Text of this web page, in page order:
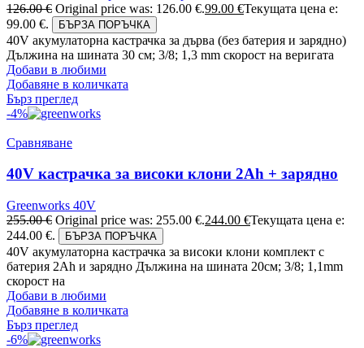
126.00€ Original price was: 126.00 €.99.00 €Текущата цена е:
99.00 €.
БЪРЗА ПОРЪЧКА
40V акумулаторна кастрачка за дърва (без батерия и зарядно)
Дължина на шината 30 см; 3/8; 1,3 mm скорост на веригата
Добави в любими
Добавяне в количката
Бърз преглед
-4%
Сравняване
40V кастрачка за високи клони 2Ah + зарядно
Greenworks 40V
255.00€ Original price was: 255.00 €.244.00 €Текущата цена е:
244.00 €.
БЪРЗА ПОРЪЧКА
40V акумулаторна кастрачка за високи клони комплект с
батерия 2Ah и зарядно Дължина на шината 20см; 3/8; 1,1mm
скорост на
Добави в любими
Добавяне в количката
Бърз преглед
-6%